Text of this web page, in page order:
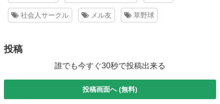
社会人サークル メル友 草野球
投稿
誰でも今すぐ30秒で投稿出来る
投稿画面へ (無料)